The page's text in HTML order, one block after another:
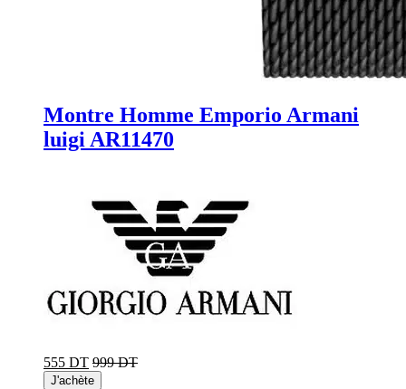
Montre Homme Emporio Armani
luigi AR11470
555 DT 999 DT
J'achète